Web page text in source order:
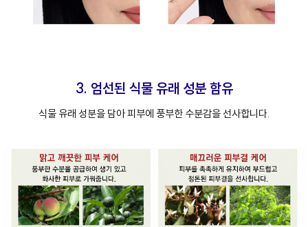
3. 엄선된 식물 유래 성분 함유
식물 유래 성분을 담아 피부에 풍부한 수분감을 선사합니다.